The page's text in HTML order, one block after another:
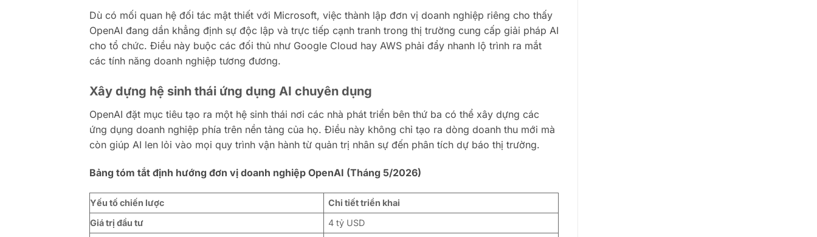
Dù có mối quan hệ đối tác mật thiết với Microsoft, việc thành lập đơn vị doanh nghiệp riêng cho thấy
OpenAI đang dần khẳng định sự độc lập và trực tiếp cạnh tranh trong thị trường cung cấp giải pháp AI
cho tổ chức. Điều này buộc các đối thủ như Google Cloud hay AWS phải đẩy nhanh lộ trình ra mắt
các tính năng doanh nghiệp tương đương.
Xây dựng hệ sinh thái ứng dụng AI chuyên dụng
OpenAI đặt mục tiêu tạo ra một hệ sinh thái nơi các nhà phát triển bên thứ ba có thể xây dựng các
ứng dụng doanh nghiệp phía trên nền tảng của họ. Điều này không chỉ tạo ra dòng doanh thu mới mà
còn giúp AI len lỏi vào mọi quy trình vận hành từ quản trị nhân sự đến phân tích dự báo thị trường.
Bảng tóm tắt định hướng đơn vị doanh nghiệp OpenAI (Tháng 5/2026)
Yếu tố chiến lược
Chi tiết triển khai
Giá trị đầu tư
4 tỷ USD